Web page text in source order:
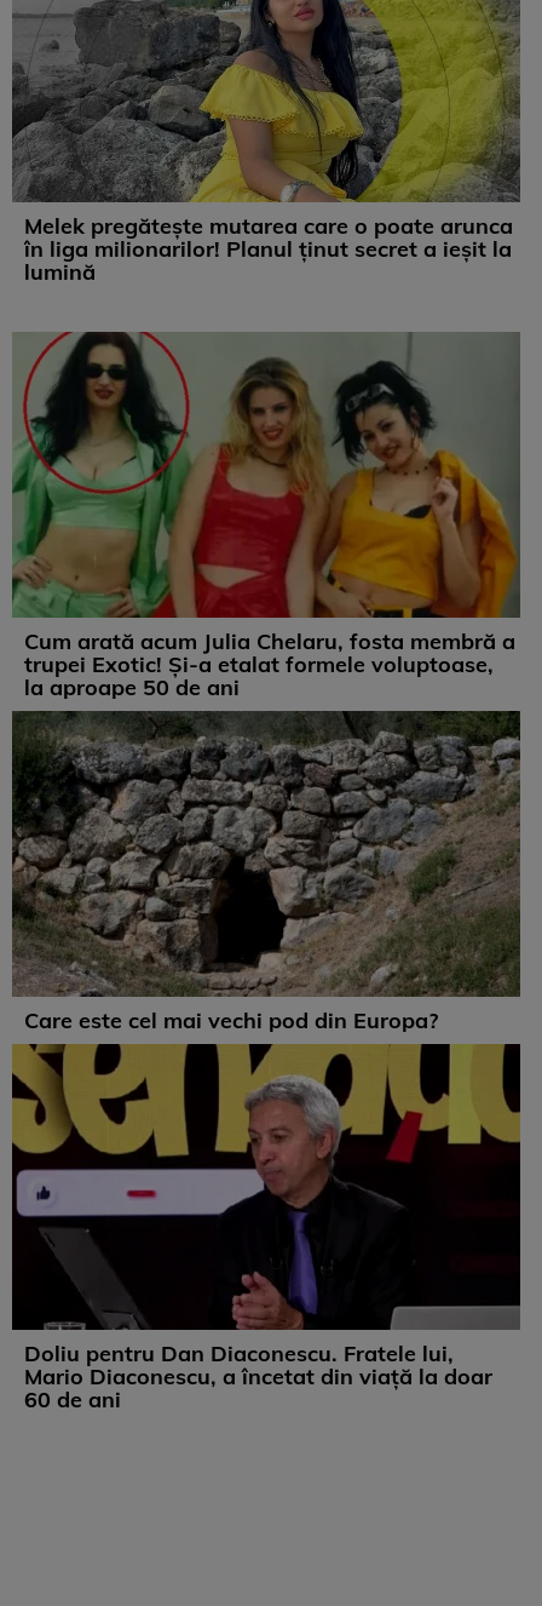
Melek pregătește mutarea care o poate arunca
în liga milionarilor! Planul ținut secret a ieșit la
lumină
Cum arată acum Julia Chelaru, fosta membră a
trupei Exotic! Și-a etalat formele voluptoase,
la aproape 50 de ani
Care este cel mai vechi pod din Europa?
Doliu pentru Dan Diaconescu. Fratele lui,
Mario Diaconescu, a încetat din viață la doar
60 de ani